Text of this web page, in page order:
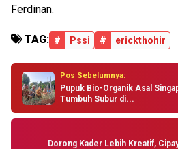
Ferdinan.
TAG: # Pssi # erickthohir
Pos Sebelumnya:
Pupuk Bio-Organik Asal
Tumbuh Subur di...
Dorong Kader Lebih Kreatif,